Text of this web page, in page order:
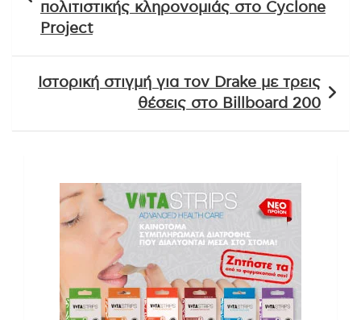
πολιτιστικής κληρονομιάς στο Cyclone
Project
Ιστορική στιγμή για τον Drake με τρεις
θέσεις στο Billboard 200